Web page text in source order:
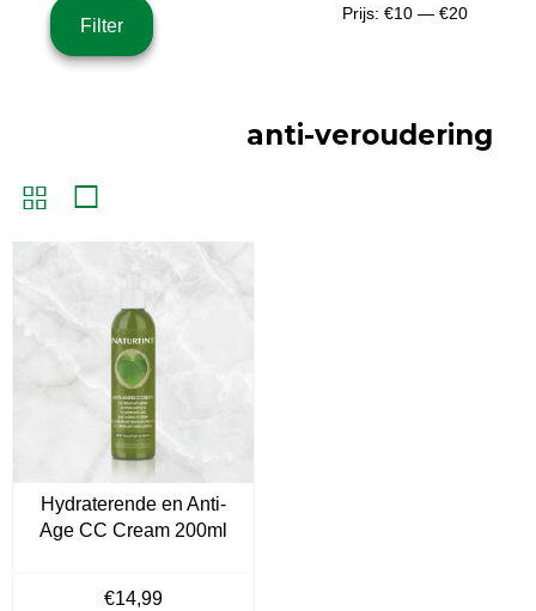
Min.
Max.
Filter
Prijs: €10 — €20
anti-veroudering
Hydraterende en Anti-
Age CC Cream 200ml
€14,99